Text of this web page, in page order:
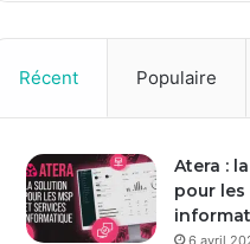
Récent Populaire
Atera :
pour les
6 avril